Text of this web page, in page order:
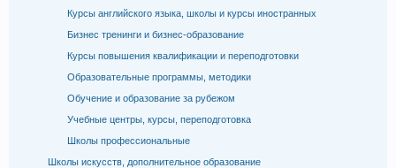
Курсы английского языка, школы и курсы иностранных
Бизнес тренинги и бизнес-образование
Курсы повышения квалификации и переподготовки
Образовательные программы, методики
Обучение и образование за рубежом
Учебные центры, курсы, переподготовка
Школы профессиональные
Школы искусств, дополнительное образование